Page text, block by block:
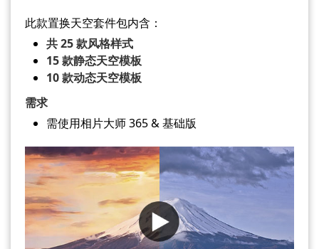
此款置换天空套件包内含：
共 25 款风格样式
15 款静态天空模板
10 款动态天空模板
需求
需使用相片大师 365 & 基础版